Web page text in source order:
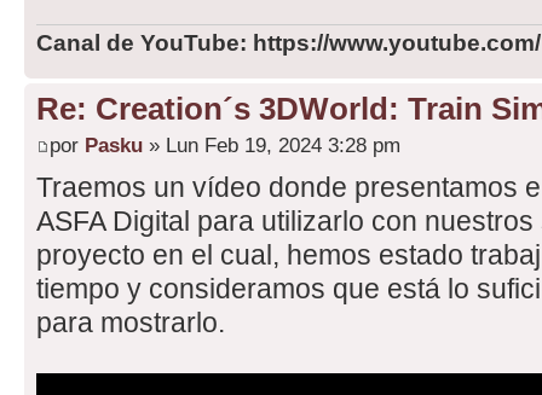
Canal de YouTube: https://
Re: Creation´s 3DWorld: Train
por Pasku » Lun Feb 19, 2024 3:28 pm
Traemos un vídeo donde presentamos
ASFA Digital para utilizarlo con
proyecto en el cual, hemos estado
tiempo y consideramos que está lo
para mostrarlo.